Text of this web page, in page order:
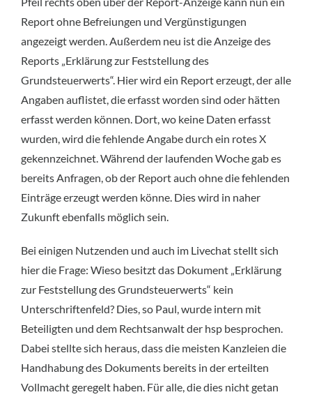
Report ohne Befreiungen und Vergünstigungen
angezeigt werden. Außerdem neu ist die Anzeige des
Reports „Erklärung zur Feststellung des
Grundsteuerwerts“. Hier wird ein Report erzeugt, der alle
Angaben auflistet, die erfasst worden sind oder hätten
erfasst werden können. Dort, wo keine Daten erfasst
wurden, wird die fehlende Angabe durch ein rotes X
gekennzeichnet. Während der laufenden Woche gab es
bereits Anfragen, ob der Report auch ohne die fehlenden
Einträge erzeugt werden könne. Dies wird in naher
Zukunft ebenfalls möglich sein.
Bei einigen Nutzenden und auch im Livechat stellt sich
hier die Frage: Wieso besitzt das Dokument „Erklärung
zur Feststellung des Grundsteuerwerts“ kein
Unterschriftenfeld? Dies, so Paul, wurde intern mit
Beteiligten und dem Rechtsanwalt der hsp besprochen.
Dabei stellte sich heraus, dass die meisten Kanzleien die
Handhabung des Dokuments bereits in der erteilten
Vollmacht geregelt haben. Für alle, die dies nicht getan